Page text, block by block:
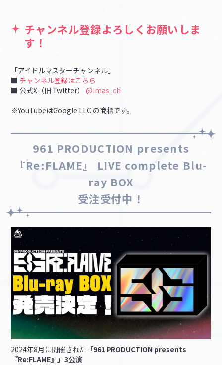
チャンネル登録よろしくお願いしま
す！
「アイドルマスターチャンネル」
■ チャンネル登録はこちら
■ 公式X（旧:Twitter）
@imas_ch
※YouTubeはGoogle LLC の商標です。
961 PRODUCTION presents
『Re:FLAME』 LIVE complete Blu-
ray BOX
受注受付中！
2024年8月に開催された 「961 PRODUCTION presents
『Re:FLAME』」3公演